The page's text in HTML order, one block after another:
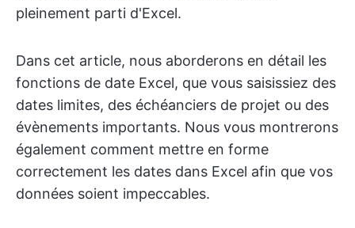
pleinement parti d'Excel.
Dans cet article, nous aborderons en détail les
fonctions de date Excel, que vous saisissiez des
dates limites, des échéanciers de projet ou des
évènements importants. Nous vous montrerons
également comment mettre en forme
correctement les dates dans Excel afin que vos
données soient impeccables.